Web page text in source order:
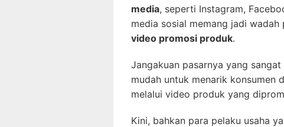
media, seperti Instagram,
media sosial memang jadi
video promosi produk.
Jangakuan pasarnya yang
mudah untuk menarik konsumen
melalui video produk yang
Kini, bahkan para pelaku usaha